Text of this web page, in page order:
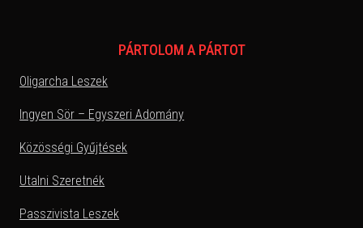
PÁRTOLOM A PÁRTOT
Oligarcha Leszek
Ingyen Sör – Egyszeri Adomány
Közösségi Gyűjtések
Utalni Szeretnék
Passzivista Leszek